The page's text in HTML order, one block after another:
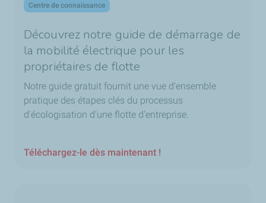
Centre de connaissance
Découvrez notre guide de démarrage de
la mobilité électrique pour les
propriétaires de flotte
Notre guide gratuit fournit une vue d'ensemble
pratique des étapes clés du processus
d'écologisation d'une flotte d'entreprise.
Téléchargez-le dès maintenant !